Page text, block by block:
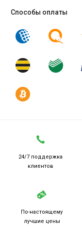
Способы оплаты
24/7 поддержка
клиентов
По-настоящему
лучшие цены